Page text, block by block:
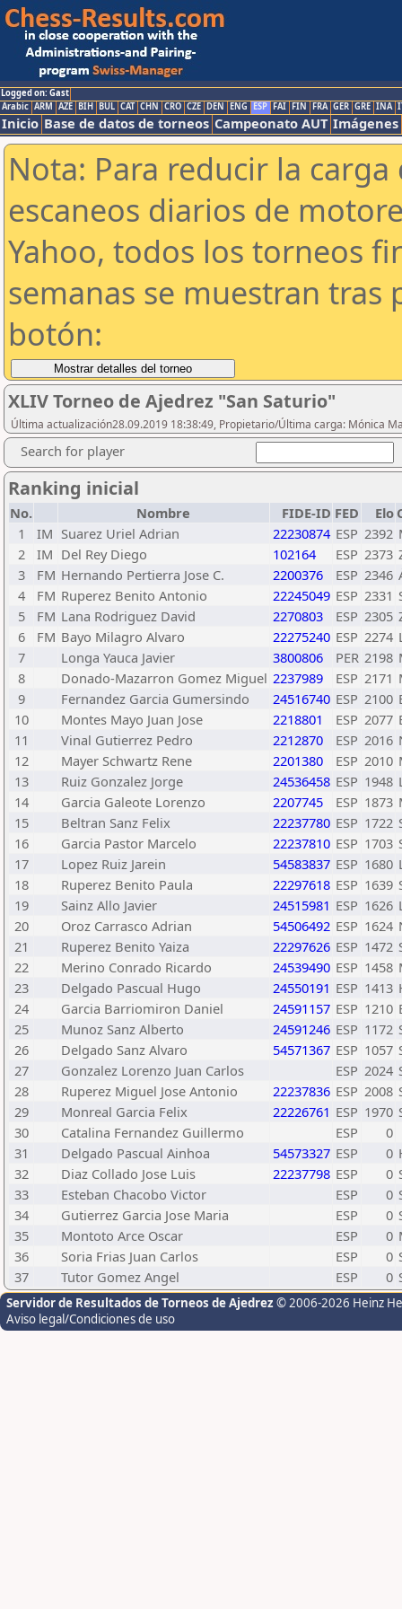
Logged on: Gast
Arabic ARM AZE BIH BUL CAT CHN CRO CZE DEN ENG ESP FAI FIN FRA GER GRE INA
Inicio Base de datos de torneos Campeonato AUT Imágenes
Nota: Para reducir la
escaneos diarios de
Yahoo, todos los torneos
semanas se muestran tras
botón:
XLIV Torneo de Ajedrez "San Saturio"
Última actualización28.09.2019 18:38:49, Propietario/Última carga: Mónica
Search for player
Ranking inicial
No. Nombre FIDE-ID FED Elo
1
IM Suarez Uriel Adrian 22230874 ESP 2392
2
IM Del Rey Diego 102164 ESP 2373
3
FM Hernando Pertierra Jose C. 2200376 ESP 2346
4
FM Ruperez Benito Antonio 22245049 ESP 2331
5
FM Lana Rodriguez David 2270803 ESP 2305
6
FM Bayo Milagro Alvaro 22275240 ESP 2274
7
Longa Yauca Javier 3800806 PER 2198
8
Donado-Mazarron Gomez Miguel 2237989 ESP 2171
9
Fernandez Garcia Gumersindo 24516740 ESP 2100
10
Montes Mayo Juan Jose 2218801 ESP 2077
11
Vinal Gutierrez Pedro 2212870 ESP 2016
12
Mayer Schwartz Rene 2201380 ESP 2010
13
Ruiz Gonzalez Jorge 24536458 ESP 1948
14
Garcia Galeote Lorenzo 2207745 ESP 1873
15
Beltran Sanz Felix 22237780 ESP 1722
16
Garcia Pastor Marcelo 22237810 ESP 1703
17
Lopez Ruiz Jarein 54583837 ESP 1680
18
Ruperez Benito Paula 22297618 ESP 1639
19
Sainz Allo Javier 24515981 ESP 1626
20
Oroz Carrasco Adrian 54506492 ESP 1624
21
Ruperez Benito Yaiza 22297626 ESP 1472
22
Merino Conrado Ricardo 24539490 ESP 1458
23
Delgado Pascual Hugo 24550191 ESP 1413
24
Garcia Barriomiron Daniel 24591157 ESP 1210
25
Munoz Sanz Alberto 24591246 ESP 1172
26
Delgado Sanz Alvaro 54571367 ESP 1057
27
Gonzalez Lorenzo Juan Carlos ESP 2024
28
Ruperez Miguel Jose Antonio 22237836 ESP 2008
29
Monreal Garcia Felix 22226761 ESP 1970
30
Catalina Fernandez Guillermo ESP
0
31
Delgado Pascual Ainhoa 54573327 ESP 0
32
Diaz Collado Jose Luis 22237798 ESP 0
33
Esteban Chacobo Victor ESP 0
34
Gutierrez Garcia Jose Maria ESP 0
35
Montoto Arce Oscar ESP 0
36
Soria Frias Juan Carlos ESP 0
37
Tutor Gomez Angel ESP 0
Servidor de Resultados de Torneos de Ajedrez © 2006-2026 Heinz
Aviso legal/Condiciones de uso